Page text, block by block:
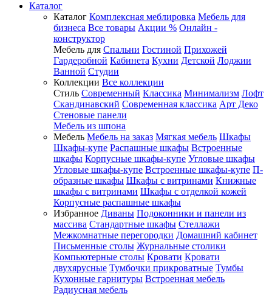
Каталог
Каталог Комплексная меблировка Мебель для
бизнеса Все товары Акции % Онлайн -
конструктор
Мебель для Спальни Гостиной Прихожей
Гардеробной Кабинета Кухни Детской Лоджии
Ванной Студии
Коллекции Все коллекции
Стиль Современный Классика Минимализм Лофт
Скандинавский Современная классика Арт Деко
Стеновые панели
Мебель из шпона
Мебель Мебель на заказ Мягкая мебель Шкафы
Шкафы-купе Распашные шкафы Встроенные
шкафы Корпусные шкафы-купе Угловые шкафы
Угловые шкафы-купе Встроенные шкафы-купе П-
образные шкафы Шкафы с витринами Книжные
шкафы с витринами Шкафы c отделкой кожей
Корпусные распашные шкафы
Избранное Диваны Подоконники и панели из
массива Стандартные шкафы Стеллажи
Межкомнатные перегородки Домашний кабинет
Письменные столы Журнальные столики
Компьютерные столы Кровати Кровати
двухярусные Тумбочки прикроватные Тумбы
Кухонные гарнитуры Встроенная мебель
Радиусная мебель